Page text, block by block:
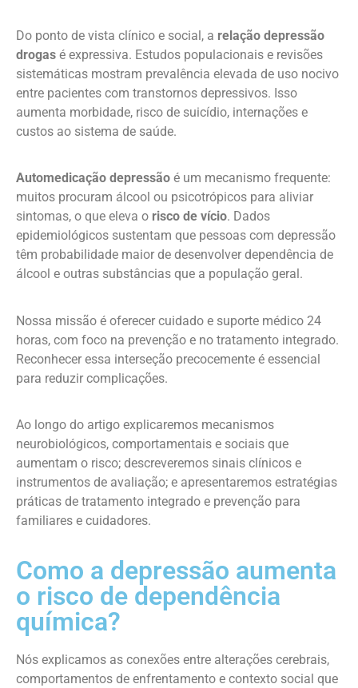
Do ponto de vista clínico e social, a relação depressão
drogas é expressiva. Estudos populacionais e revisões
sistemáticas mostram prevalência elevada de uso nocivo
entre pacientes com transtornos depressivos. Isso
aumenta morbidade, risco de suicídio, internações e
custos ao sistema de saúde.
Automedicação depressão é um mecanismo frequente:
muitos procuram álcool ou psicotrópicos para aliviar
sintomas, o que eleva o risco de vício. Dados
epidemiológicos sustentam que pessoas com depressão
têm probabilidade maior de desenvolver dependência de
álcool e outras substâncias que a população geral.
Nossa missão é oferecer cuidado e suporte médico 24
horas, com foco na prevenção e no tratamento integrado.
Reconhecer essa interseção precocemente é essencial
para reduzir complicações.
Ao longo do artigo explicaremos mecanismos
neurobiológicos, comportamentais e sociais que
aumentam o risco; descreveremos sinais clínicos e
instrumentos de avaliação; e apresentaremos estratégias
práticas de tratamento integrado e prevenção para
familiares e cuidadores.
Como a depressão aumenta
o risco de dependência
química?
Nós explicamos as conexões entre alterações cerebrais,
comportamentos de enfrentamento e contexto social que